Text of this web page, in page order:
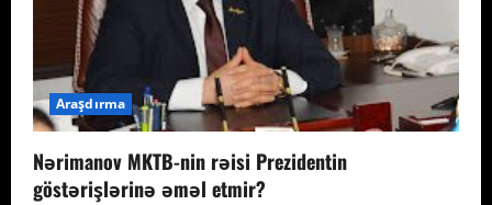
Araşdırma
Nərimanov MKTB-nin rəisi Prezidentin
göstərişlərinə əməl etmir?